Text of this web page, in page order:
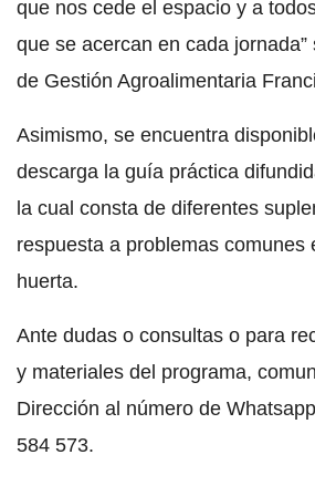
que nos cede el espacio y a
que se acercan en cada
de Gestión Agroalimentaria
Asimismo, se encuentra
descarga la guía práctica
la cual consta de diferentes
respuesta a problemas comunes
huerta.
Ante dudas o consultas o para
y materiales del programa,
Dirección al número de
584 573.